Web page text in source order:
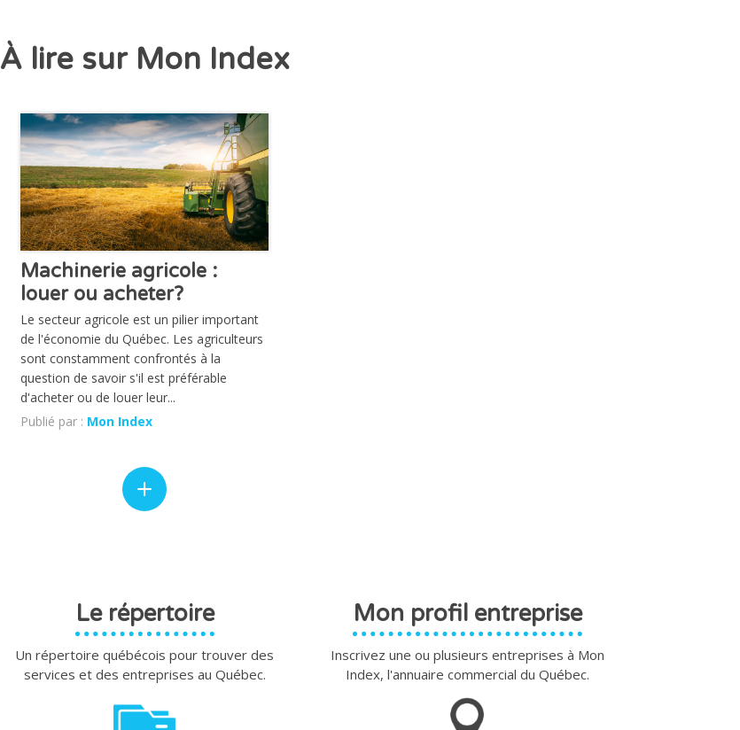
À lire sur Mon Index
CHRONIQUE
Machinerie agricole :
louer ou acheter?
Le secteur agricole est un pilier important
de l'économie du Québec. Les agriculteurs
sont constamment confrontés à la
question de savoir s'il est préférable
d'acheter ou de louer leur...
Publié par : Mon Index
Le répertoire
Un répertoire québécois pour trouver des
services et des entreprises au Québec.
Mon profil entreprise
Inscrivez une ou plusieurs entreprises à Mon
Index, l'annuaire commercial du Québec.